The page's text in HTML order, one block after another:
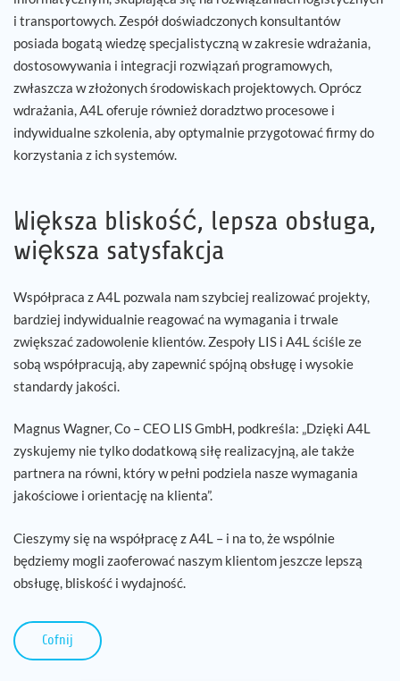
i transportowych. Zespół doświadczonych konsultantów
posiada bogatą wiedzę specjalistyczną w zakresie wdrażania,
dostosowywania i integracji rozwiązań programowych,
zwłaszcza w złożonych środowiskach projektowych. Oprócz
wdrażania, A4L oferuje również doradztwo procesowe i
indywidualne szkolenia, aby optymalnie przygotować firmy do
korzystania z ich systemów.
Większa bliskość, lepsza obsługa,
większa satysfakcja
Współpraca z A4L pozwala nam szybciej realizować projekty,
bardziej indywidualnie reagować na wymagania i trwale
zwiększać zadowolenie klientów. Zespoły LIS i A4L ściśle ze
sobą współpracują, aby zapewnić spójną obsługę i wysokie
standardy jakości.
Magnus Wagner, Co – CEO LIS GmbH, podkreśla: „Dzięki A4L
zyskujemy nie tylko dodatkową siłę realizacyjną, ale także
partnera na równi, który w pełni podziela nasze wymagania
jakościowe i orientację na klienta”.
Cieszymy się na współpracę z A4L – i na to, że wspólnie
będziemy mogli zaoferować naszym klientom jeszcze lepszą
obsługę, bliskość i wydajność.
Cofnij